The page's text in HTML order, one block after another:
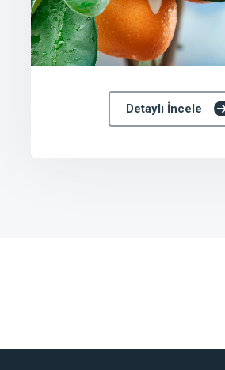
Detaylı İncele